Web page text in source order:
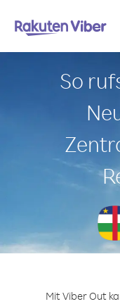
So
Mit Viber Out